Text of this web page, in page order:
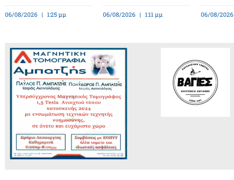
06/08/2026 1:25 μμ 06/08/2026 1:11 μμ 06/08/2026